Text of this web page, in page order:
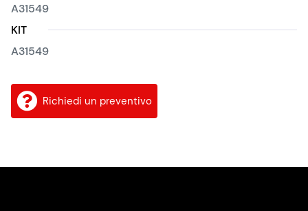
A31549
KIT
A31549
Richiedi un preventivo